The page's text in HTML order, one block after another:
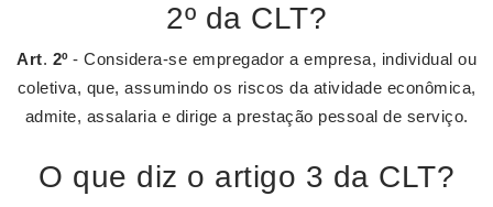
2º da CLT?
Art. 2º- Considera-se empregador a empresa, individual ou
coletiva, que, assumindo os riscos da atividade econômica,
admite, assalaria e dirige a prestação pessoal de serviço.
O que diz o artigo 3 da CLT?